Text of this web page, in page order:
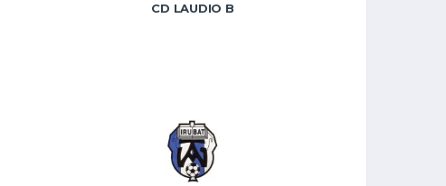
CD LAUDIO B